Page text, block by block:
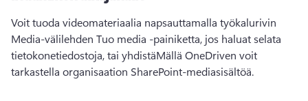
Voit tuoda videomateriaalia napsauttamalla työkalurivin
Media-välilehden Tuo media -painiketta, jos haluat selata
tietokonetiedostoja, tai yhdistäMällä OneDriven voit
tarkastella organisaation SharePoint-mediasisältöä.